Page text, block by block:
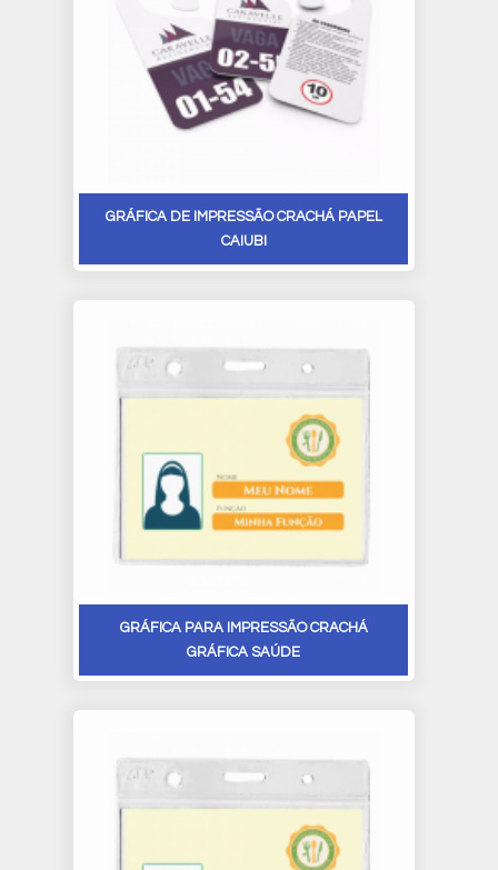
GRÁFICA DE IMPRESSÃO CRACHÁ PAPEL
CAIUBI
GRÁFICA PARA IMPRESSÃO CRACHÁ
GRÁFICA SAÚDE